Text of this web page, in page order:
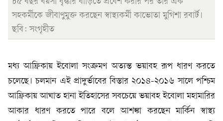
সহকর্মীকে জীবাণুমুক্ত করছেন স্বাস্থ্যকর্মী কাভোতা মুগিশা রবার্ট।
ছবি: সংগৃহীত
মধ্য আফ্রিকায় ইবোলা সংক্রমণ অত্যন্ত ভয়াবহ রূপ ধারণ করতে
চলেছে। চলমান এই প্রাদুর্ভাবের বিস্তার ২০১৪-২০১৬ সালে পশ্চিম
আফ্রিকায় আঘাত হানা ইতিহাসের সবচেয়ে ভয়াবহ ইবোলা মহামারির
আকার ধারণ করতে পারে বলে আশঙ্কা করছেন মার্কিন স্বাস্থ্য